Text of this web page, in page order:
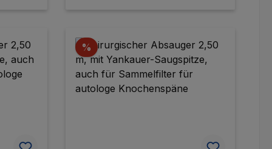
% Rabatt